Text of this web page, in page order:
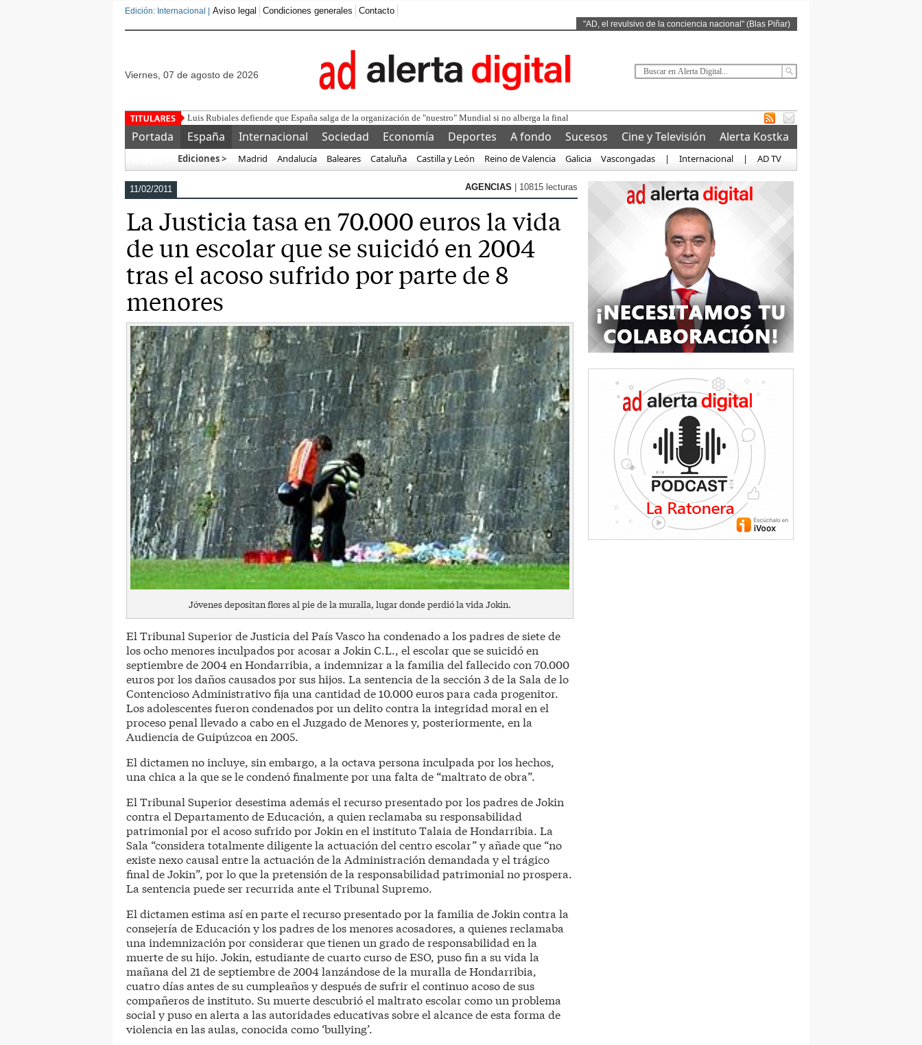
Edición: Internacional | Aviso legal Condiciones generales Contacto
"AD, el revulsivo de la conciencia nacional" (Blas Piñar)
viernes, 07 de agosto de 2026
¿Para qué sir
Portada España Internacional Sociedad Economía Deportes A fondo Sucesos Cine y Televisión
Alerta Kostka
Ediciones > Madrid Andalucía Baleares Cataluña Castilla y León Reino de Valencia Galicia Vascongadas | Internacional | AD TV
11/02/2011 AGENCIAS | 10815 lecturas
La Justicia tasa en 70.000 euros la vida
de un escolar que se suicidó en 2004
tras el acoso sufrido por parte de 8
menores
Jóvenes depositan flores al pie de la muralla, lugar donde perdió la vida Jokin.
El Tribunal Superior de Justicia del País Vasco ha condenado a los padres de siete de
los ocho menores inculpados por acosar a Jokin C.L., el escolar que se suicidó en
septiembre de 2004 en Hondarribia, a indemnizar a la familia del fallecido con 70.000
euros por los daños causados por sus hijos. La sentencia de la sección 3 de la Sala de lo
Contencioso Administrativo fija una cantidad de 10.000 euros para cada progenitor.
Los adolescentes fueron condenados por un delito contra la integridad moral en el
proceso penal llevado a cabo en el Juzgado de Menores y, posteriormente, en la
Audiencia de Guipúzcoa en 2005.
El dictamen no incluye, sin embargo, a la octava persona inculpada por los hechos,
una chica a la que se le condenó finalmente por una falta de “maltrato de obra”.
El Tribunal Superior desestima además el recurso presentado por los padres de Jokin
contra el Departamento de Educación, a quien reclamaba su responsabilidad
patrimonial por el acoso sufrido por Jokin en el instituto Talaia de Hondarribia. La
Sala “considera totalmente diligente la actuación del centro escolar” y añade que “no
existe nexo causal entre la actuación de la Administración demandada y el trágico
final de Jokin”, por lo que la pretensión de la responsabilidad patrimonial no prospera.
La sentencia puede ser recurrida ante el Tribunal Supremo.
El dictamen estima así en parte el recurso presentado por la familia de Jokin contra la
consejería de Educación y los padres de los menores acosadores, a quienes reclamaba
una indemnización por considerar que tienen un grado de responsabilidad en la
muerte de su hijo. Jokin, estudiante de cuarto curso de ESO, puso fin a su vida la
mañana del 21 de septiembre de 2004 lanzándose de la muralla de Hondarribia,
cuatro días antes de su cumpleaños y después de sufrir el continuo acoso de sus
compañeros de instituto. Su muerte descubrió el maltrato escolar como un problema
social y puso en alerta a las autoridades educativas sobre el alcance de esta forma de
violencia en las aulas, conocida como ‘bullying’.